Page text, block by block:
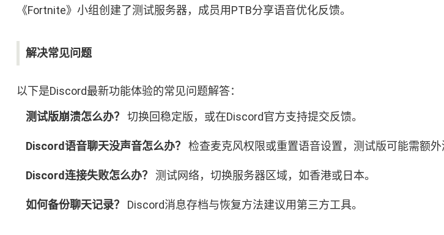
《Fortnite》小组创建了测试服务器，成员用PTB分享语音优化反馈。
解决常见问题
以下是Discord最新功能体验的常见问题解答：
测试版崩溃怎么办？
切换回稳定版，或在Discord官方支持提交反馈。
Discord语音聊天没声音怎么办？ 检查麦克风权限或重置语音设置，测试版可能需额外
Discord连接失败怎么办？ 测试网络，切换服务器区域，如香港或日本。
如何备份聊天记录？ Discord消息存档与恢复方法建议用第三方工具。